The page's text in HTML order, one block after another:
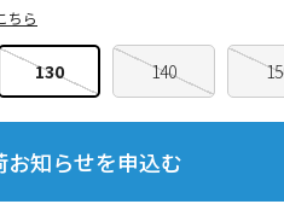
130 140
ちら
お知らせを申込む